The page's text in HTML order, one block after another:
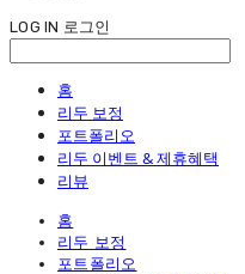
LOG IN 로그인
홈
리두 보정
포트폴리오
리두 이벤트 & 제휴혜택
리뷰
홈
리두 보정
포트폴리오